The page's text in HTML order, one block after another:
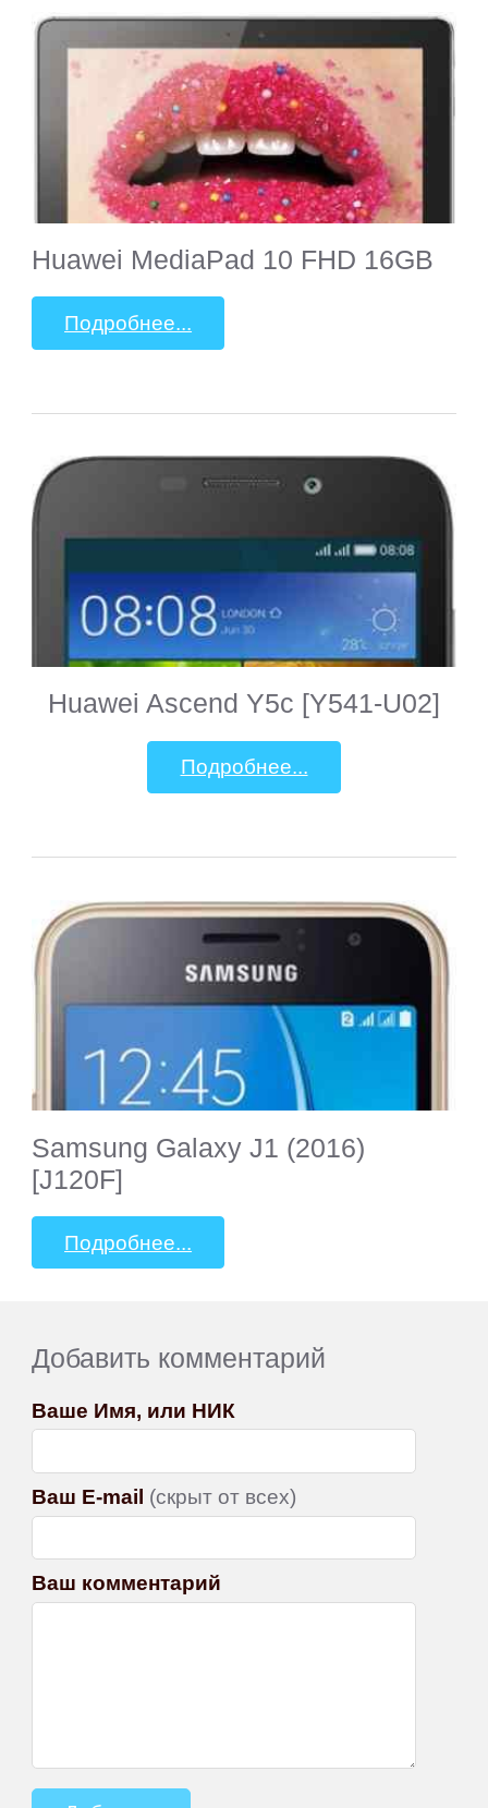
Huawei MediaPad 10 FHD 16GB
Подробнее...
Huawei Ascend Y5c [Y541-U02]
Подробнее...
Samsung Galaxy J1 (2016)
[J120F]
Подробнее...
Добавить комментарий
Ваше Имя, или НИК
Ваш E-mail (скрыт от всех)
Ваш комментарий